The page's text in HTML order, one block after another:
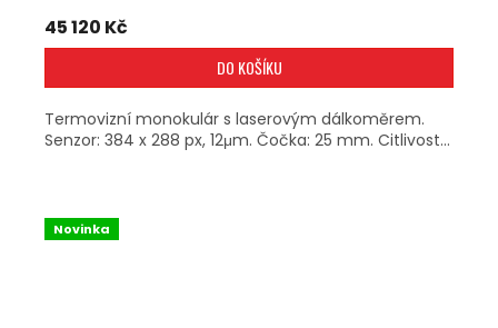
45 120 Kč
DO KOŠÍKU
Termovizní monokulár s laserovým dálkoměrem.
Senzor: 384 x 288 px, 12μm. Čočka: 25 mm. Citlivost...
Novinka